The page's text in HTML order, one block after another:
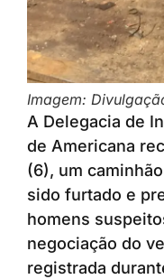
Imagem:
A Delegacia de
de Americana
(6), um
sido furtado e
homens
negociação do
registrada